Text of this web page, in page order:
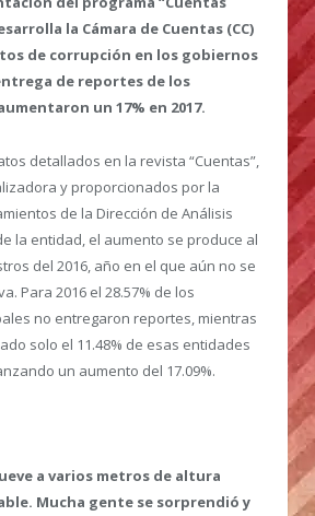
la Cámara de Cuentas (CC)
de corrupción en los gobiernos
de reportes de los
un 17% en 2017.
detallados en la revista “Cuentas”,
y proporcionados por la
de la Dirección de Análisis
la entidad, el aumento se produce al
del 2016, año en el que aún no se
Para 2016 el 28.57% de los
no entregaron reportes, mientras
solo el 11.48% de esas entidades
un aumento del 17.09%.
a varios metros de altura
Mucha gente se sorprendió y